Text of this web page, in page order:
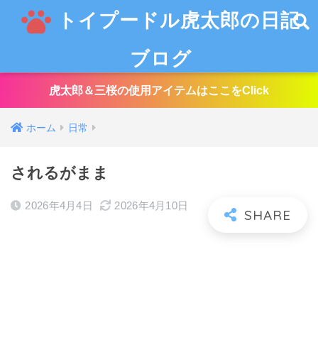
トイプードル虎太郎の日記
ブログ
虎太郎＆三桜の使用アイテムはここをClick
ホーム 日常
されるがまま
2026年4月4日 2026年4月10日